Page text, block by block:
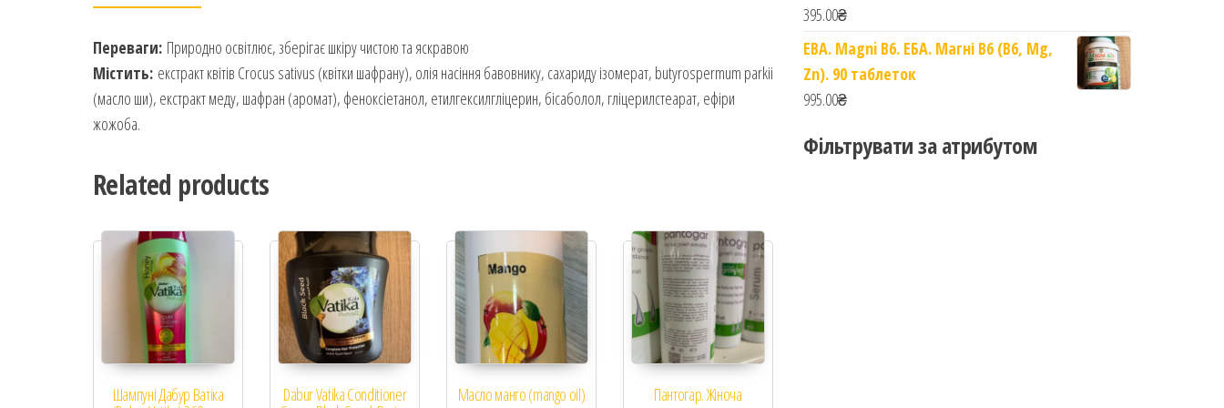
Переваги: ​​Природно освітлює, зберігає шкіру чистою та яскравою
Містить: екстракт квітів Crocus sativus (квітки шафрану), олія насіння бавовнику, сахариду ізомерат, butyrospermum parkii
(масло ши), екстракт меду, шафран (аромат), феноксіетанол, етилгексилгліцерин, бісаболол, гліцерилстеарат, ефіри
жожоба.
Related products
Шампуні Дабур Ватіка Dabur Vatika Conditioner Масло манго (mango oil) Пантогар. Жіноча
395.00₴
EBA. Magni B6. ЕБА. Магні B6 (B6, Mg,
Zn). 90 таблеток
995.00₴
Фільтрувати за атрибутом